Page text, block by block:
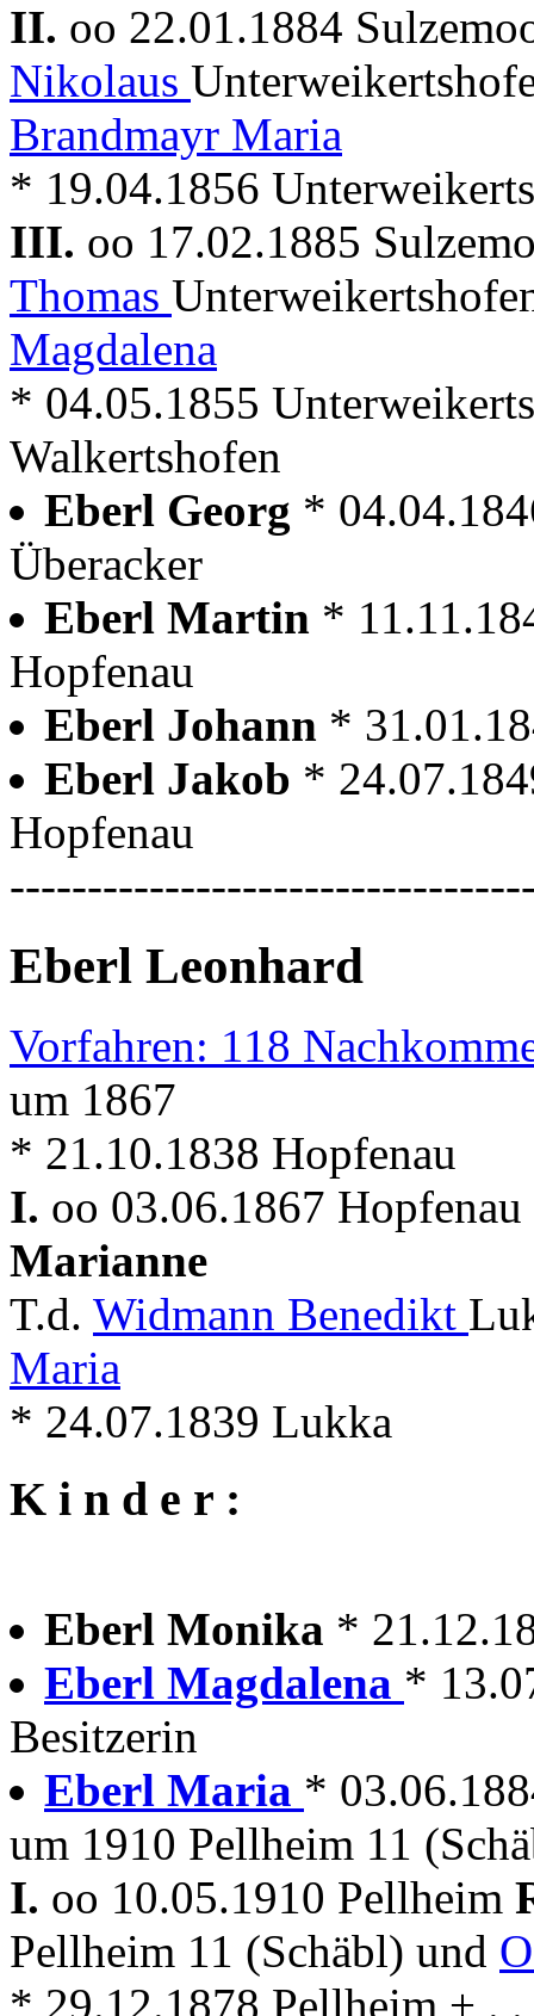
II. oo 22.01.1884
Nikolaus
Brandmayr Maria
* 19.04.1856
III. oo 17.02.1885
Thomas
Magdalena
* 04.05.1855
Walkertshofen
Eberl Georg *
Überacker
Eberl Martin *
Hopfenau
Eberl Johann *
Eberl Jakob *
Hopfenau
Eberl Leonhard
Vorfahren: 118
um 1867
* 21.10.1838 Hopfenau
I. oo 03.06.1867
Marianne
T.d. Widmann Benedikt
Maria
* 24.07.1839 Lukka
K i n d e r :
Eberl Monika *
Eberl Magdalena *
Besitzerin
Eberl Maria *
um 1910 Pellheim 11
I. oo 10.05.1910 Pellheim
Pellheim 11 (Schäbl) und
* 29.12.1878 Pellheim + .